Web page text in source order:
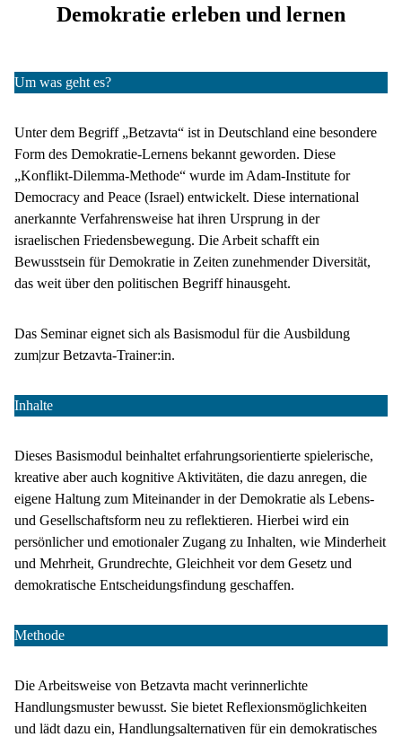
Demokratie erleben und lernen
Um was geht es?
Unter dem Begriff „Betzavta“ ist in Deutschland eine besondere
Form des Demokratie-Lernens bekannt geworden. Diese
„Konflikt-Dilemma-Methode“ wurde im Adam-Institute for
Democracy and Peace (Israel) entwickelt. Diese international
anerkannte Verfahrensweise hat ihren Ursprung in der
israelischen Friedensbewegung. Die Arbeit schafft ein
Bewusstsein für Demokratie in Zeiten zunehmender Diversität,
das weit über den politischen Begriff hinausgeht.
Das Seminar eignet sich als Basismodul für die Ausbildung
zum|zur Betzavta-Trainer:in.
Inhalte
Dieses Basismodul beinhaltet erfahrungsorientierte spielerische,
kreative aber auch kognitive Aktivitäten, die dazu anregen, die
eigene Haltung zum Miteinander in der Demokratie als Lebens-
und Gesellschaftsform neu zu reflektieren. Hierbei wird ein
persönlicher und emotionaler Zugang zu Inhalten, wie Minderheit
und Mehrheit, Grundrechte, Gleichheit vor dem Gesetz und
demokratische Entscheidungsfindung geschaffen.
Methode
Die Arbeitsweise von Betzavta macht verinnerlichte
Handlungsmuster bewusst. Sie bietet Reflexionsmöglichkeiten
und lädt dazu ein, Handlungsalternativen für ein demokratisches